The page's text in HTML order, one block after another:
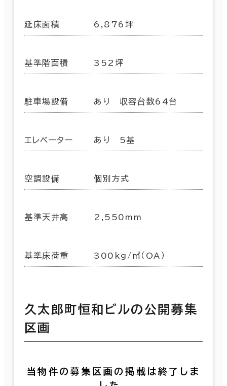
延床面積 6,876坪
基準階面積 352坪
駐車場設備 あり 収容台数64台
エレベーター あり 5基
空調設備 個別方式
基準天井高 2,550mm
基準床荷重 300kg/㎡（OA）
久太郎町恒和ビルの公開募集
区画
当物件の募集区画の掲載は終了しま